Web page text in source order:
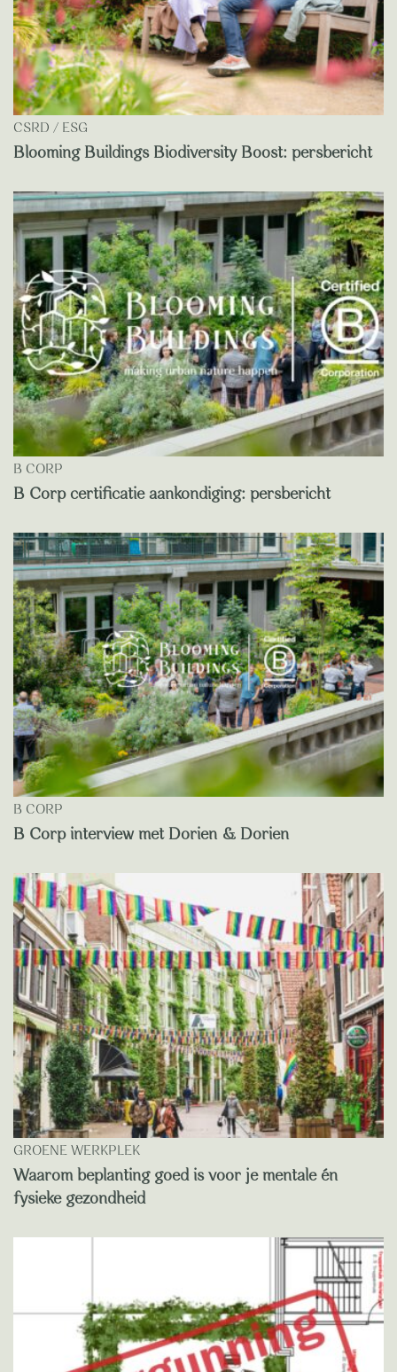
CSRD / ESG
Blooming Buildings Biodiversity Boost: persbericht
B CORP
B Corp certificatie aankondiging: persbericht
B CORP
B Corp interview met Dorien & Dorien
GROENE WERKPLEK
Waarom beplanting goed is voor je mentale én
fysieke gezondheid